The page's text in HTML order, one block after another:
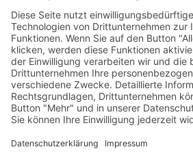
›Vorstandswechsel Westenergie:
befristet
›Wasserstoff-Hochlauf: Dialog,
konkrete Schritte
›Solaranlage Regenbogenfarben:
LichtBlick installieren erste
Jetzt an der STUDIE360
Wir möchten Transparenz mit